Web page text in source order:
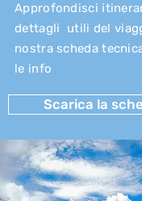
Approfondisci
dettagli utili del
nostra scheda
le info
Scarica la